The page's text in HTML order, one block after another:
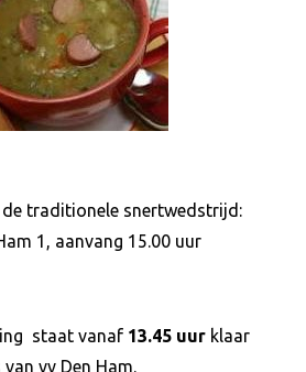
traditionele snertwedstrijd:
1, aanvang 15.00 uur
staat vanaf 13.45 uur klaar
vv Den Ham.